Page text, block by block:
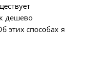
дешево
этих способах я